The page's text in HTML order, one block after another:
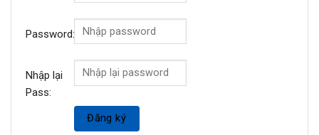
Password:
Nhập lại
Pass:
Đăng ký